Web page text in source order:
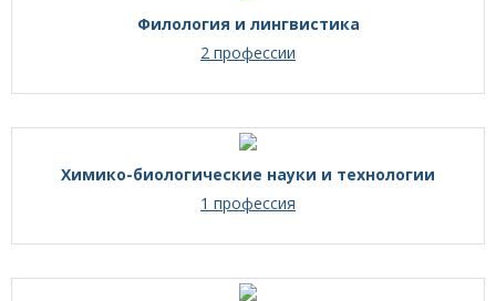
Филология и лингвистика
2 профессии
Химико-биологические науки и технологии
1 профессия